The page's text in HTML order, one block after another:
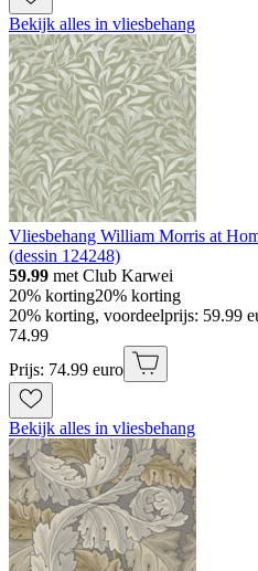
Bekijk alles in vliesbehang
Vliesbehang William Morris at
(dessin 124248)
59.99 met Club Karwei
20% korting20% korting
20% korting, voordeelprijs: 59.99
74.99
Prijs: 74.99 euro
Bekijk alles in vliesbehang